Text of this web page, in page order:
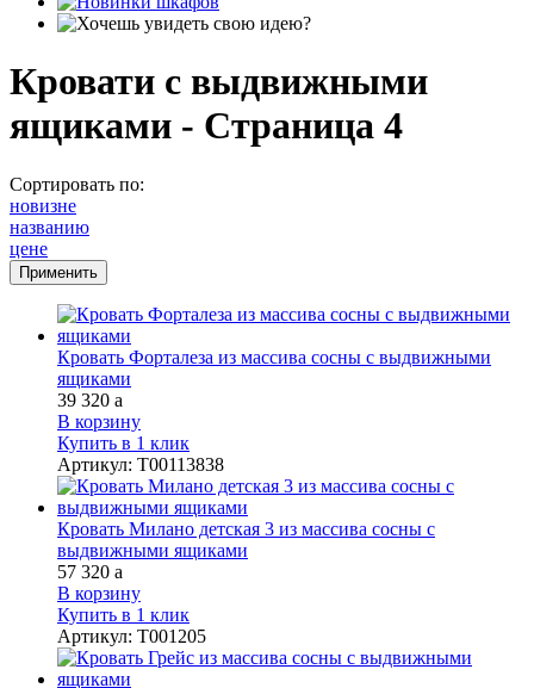
Кровати с выдвижными
ящиками - Страница 4
Сортировать по:
новизне
названию
цене
Кровать Форталеза из массива сосны с выдвижными
ящиками
39 320 a
В корзину
Купить в 1 клик
Артикул: Т00113838
Кровать Милано детская 3 из массива сосны с
выдвижными ящиками
57 320 a
В корзину
Купить в 1 клик
Артикул: Т001205